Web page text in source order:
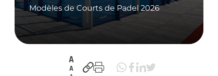
Modèles de Courts de Padel 2026